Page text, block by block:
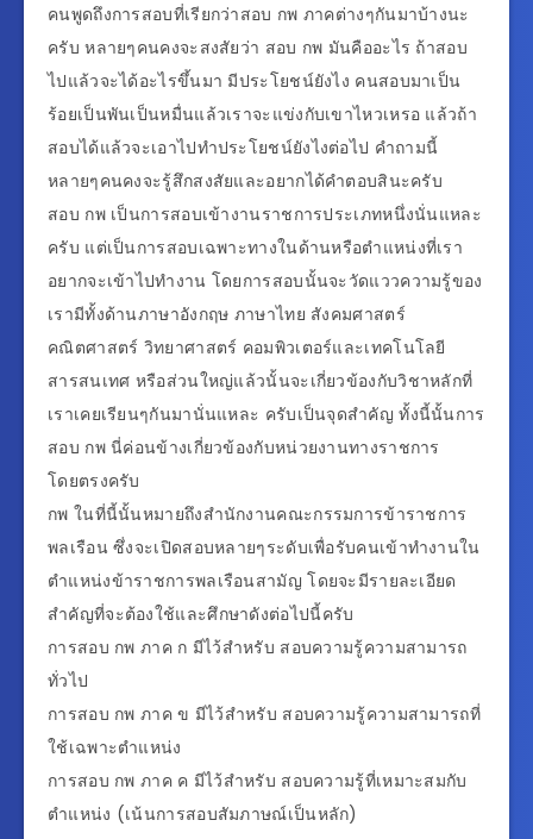
คนพูดถึงการสอบที่เรียกว่าสอบ กพ ภาคต่างๆกันมาบ้างนะ
ครับ หลายๆคนคงจะสงสัยว่า สอบ กพ มันคืออะไร ถ้าสอบ
ไปแล้วจะได้อะไรขึ้นมา มีประโยชน์ยังไง คนสอบมาเป็น
ร้อยเป็นพันเป็นหมื่นแล้วเราจะแข่งกับเขาไหวเหรอ แล้วถ้า
สอบได้แล้วจะเอาไปทำประโยชน์ยังไงต่อไป คำถามนี้
หลายๆคนคงจะรู้สึกสงสัยและอยากได้คำตอบสินะครับ
สอบ กพ เป็นการสอบเข้างานราชการประเภทหนึ่งนั่นแหละ
ครับ แต่เป็นการสอบเฉพาะทางในด้านหรือตำแหน่งที่เรา
อยากจะเข้าไปทำงาน โดยการสอบนั้นจะวัดแววความรู้ของ
เรามีทั้งด้านภาษาอังกฤษ ภาษาไทย สังคมศาสตร์
คณิตศาสตร์ วิทยาศาสตร์ คอมพิวเตอร์และเทคโนโลยี
สารสนเทศ หรือส่วนใหญ่แล้วนั้นจะเกี่ยวข้องกับวิชาหลักที่
เราเคยเรียนๆกันมานั่นแหละ ครับเป็นจุดสำคัญ ทั้งนี้นั้นการ
สอบ กพ นี่ค่อนข้างเกี่ยวข้องกับหน่วยงานทางราชการ
โดยตรงครับ
กพ ในที่นี้นั้นหมายถึงสำนักงานคณะกรรมการข้าราชการ
พลเรือน ซึ่งจะเปิดสอบหลายๆระดับเพื่อรับคนเข้าทำงานใน
ตำแหน่งข้าราชการพลเรือนสามัญ โดยจะมีรายละเอียด
สำคัญที่จะต้องใช้และศึกษาดังต่อไปนี้ครับ
การสอบ กพ ภาค ก มีไว้สำหรับ สอบความรู้ความสามารถ
ทั่วไป
การสอบ กพ ภาค ข มีไว้สำหรับ สอบความรู้ความสามารถที่
ใช้เฉพาะตำแหน่ง
การสอบ กพ ภาค ค มีไว้สำหรับ สอบความรู้ที่เหมาะสมกับ
ตำแหน่ง (เน้นการสอบสัมภาษณ์เป็นหลัก)